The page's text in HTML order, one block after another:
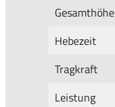
Gesamthöhe
Hebezeit
Tragkraft
Leistung